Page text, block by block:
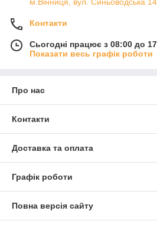
Контакти
Сьогодні працює з 08:00 до
Показати весь графік роботи
Про нас
Контакти
Доставка та оплата
Графік роботи
Повна версія сайту